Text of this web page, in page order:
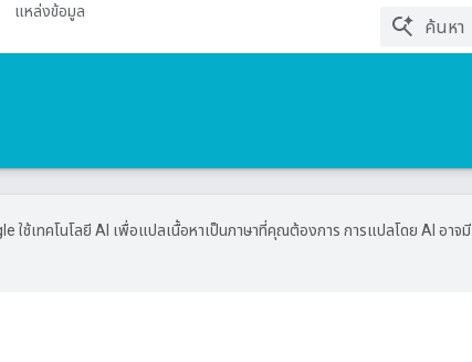
แหล่งข้อมูล
ใช้เทคโนโลยี AI เพื่อแปลเนื้อหาเป็นภาษาที่คุณต้องการ การแปลโดย AI อาจมี